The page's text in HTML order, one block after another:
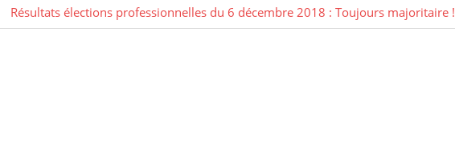
Next
Post:
Résultats élections professionnelles du 6 décembre 2018 : Toujours majoritaire !